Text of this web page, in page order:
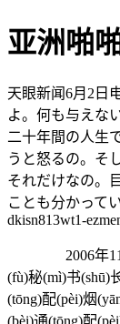
亚洲啪
天眼新闻6月2日
よ。何も与えな
二十年間の人生
うと怒るの。そ
それだけなの。
ことも分かって
dkisn813wt1-
2006年11月，
(fù)秘(mì)书(shū)
(tōng)配(pèi)烟
(bèi)通(tōng)配